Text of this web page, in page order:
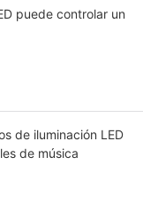
puede controlar un
de iluminación LED
de música